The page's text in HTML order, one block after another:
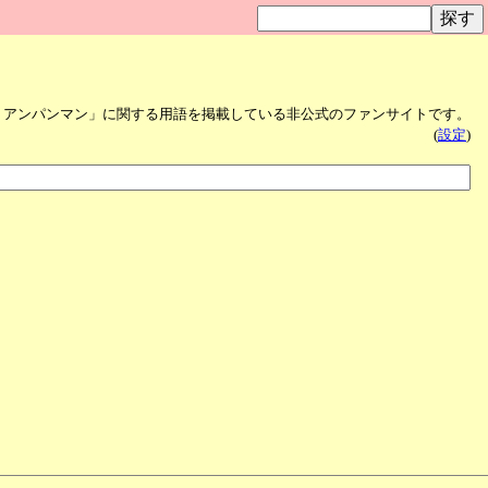
ンパンマン」に関する用語を掲載している非公式のファンサイトです。
(設定)